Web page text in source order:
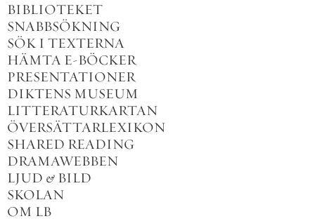
BIBLIOTEKET
SNABBSÖKNING
SÖK I TEXTERNA
HÄMTA E-BÖCKER
PRESENTATIONER
DIKTENS MUSEUM
LITTERATURKARTAN
ÖVERSÄTTARLEXIKON
SHARED READING
DRAMAWEBBEN
LJUD & BILD
SKOLAN
OM LB